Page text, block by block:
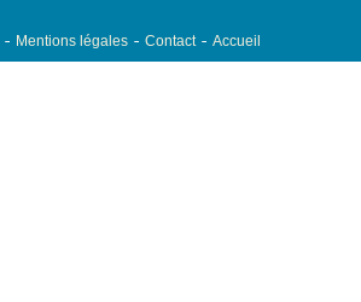
Mentions légales Contact Accueil